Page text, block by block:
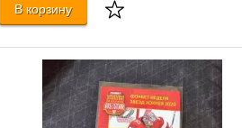
В корзину